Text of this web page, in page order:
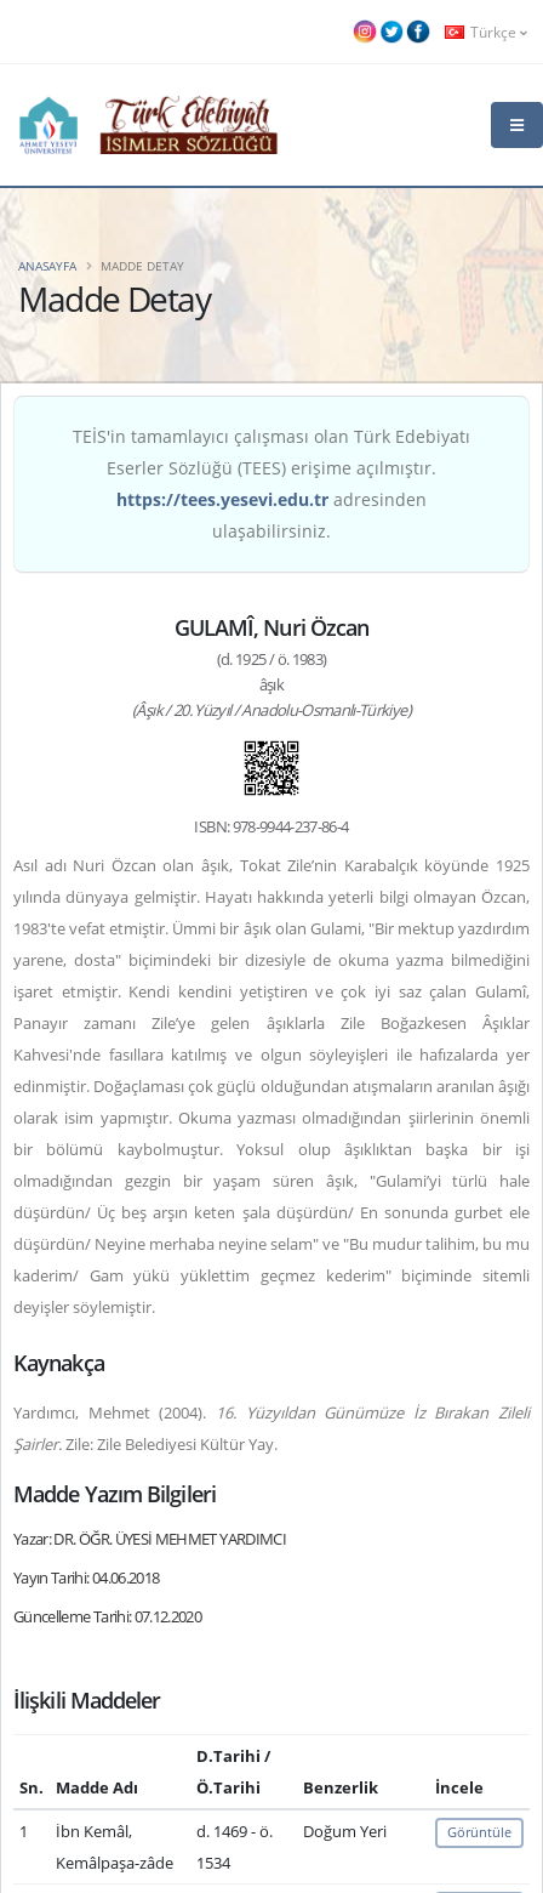
Türkçe
Madde Detay
ANASAYFA MADDE DETAY
TEİS'in tamamlayıcı çalışması olan Türk Edebiyatı
Eserler Sözlüğü (TEES) erişime açılmıştır.
https://tees.yesevi.edu.tr adresinden
ulaşabilirsiniz.
GULAMÎ, Nuri Özcan
(d. 1925 / ö. 1983)
âşık
(Âşık / 20. Yüzyıl / Anadolu-Osmanlı-Türkiye)
ISBN: 978-9944-237-86-4
Asıl adı Nuri Özcan olan âşık, Tokat Zile’nin Karabalçık köyünde 1925
yılında dünyaya gelmiştir. Hayatı hakkında yeterli bilgi olmayan Özcan,
1983'te vefat etmiştir. Ümmi bir âşık olan Gulami, "Bir mektup yazdırdım
yarene, dosta" biçimindeki bir dizesiyle de okuma yazma bilmediğini
işaret etmiştir. Kendi kendini yetiştiren ve çok iyi saz çalan Gulamî,
Panayır zamanı Zile’ye gelen âşıklarla Zile Boğazkesen Âşıklar
Kahvesi'nde fasıllara katılmış ve olgun söyleyişleri ile hafızalarda yer
edinmiştir. Doğaçlaması çok güçlü olduğundan atışmaların aranılan âşığı
olarak isim yapmıştır. Okuma yazması olmadığından şiirlerinin önemli
bir bölümü kaybolmuştur.Yoksul olup âşıklıktan başka bir işi
olmadığından gezgin bir yaşam süren âşık, "Gulami’yi türlü hale
düşürdün/ Üç beş arşın keten şala düşürdün/ En sonunda gurbet ele
düşürdün/ Neyine merhaba neyine selam" ve "Bu mudur talihim, bu mu
kaderim/ Gam yükü yüklettim geçmez kederim" biçiminde sitemli
deyişler söylemiştir.
Kaynakça
Yardımcı, Mehmet (2004).
16. Yüzyıldan Günümüze İz Bırakan Zileli
Şairler.Zile: Zile Belediyesi Kültür Yay.
Madde Yazım Bilgileri
Yazar: DR. ÖĞR. ÜYESİ MEHMET YARDIMCI
Yayın Tarihi: 04.06.2018
Güncelleme Tarihi: 07.12.2020
İlişkili Maddeler
Sn. Madde Adı
D.Tarihi /
Ö.Tarihi
Benzerlik
İncele
1
İbn Kemâl,
Kemâlpaşa-zâde
d. 1469 - ö.
1534
Doğum Yeri Görüntüle